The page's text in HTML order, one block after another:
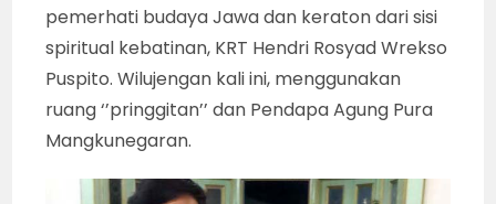
pemerhati budaya Jawa dan keraton dari sisi
spiritual kebatinan, KRT Hendri Rosyad Wrekso
Puspito. Wilujengan kali ini, menggunakan
ruang ‘’pringgitan’’ dan Pendapa Agung Pura
Mangkunegaran.